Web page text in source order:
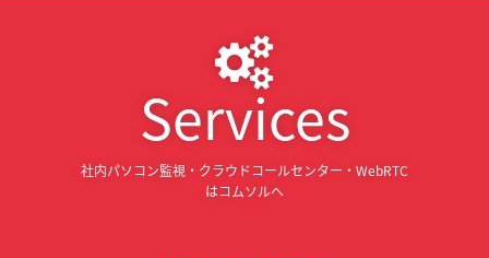
Services
社内パソコン監視・クラウドコールセンター・WebRTC
はコムソルへ